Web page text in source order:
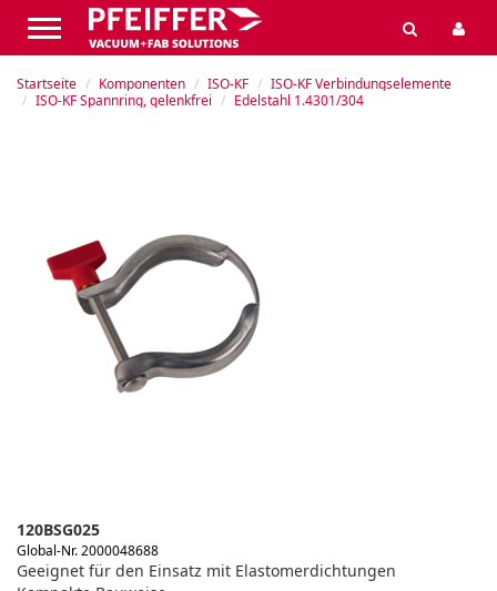
Startseite Komponenten ISO-KF
ISO-KF Verbindungselemente
ISO-KF Spannring, gelenkfrei
Edelstahl 1.4301/304
120BSG025
Global-Nr. 2000048688
Geeignet für den Einsatz mit Elastomerdichtungen